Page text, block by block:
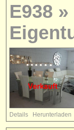
E938
Details Herunterladen